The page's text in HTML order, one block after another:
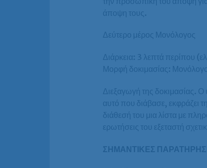
άποψη τους.
Δεύτερο μέρος Μονόλογος
Διάρκεια: 3 λεπτά περίπου
Μορφή δοκιμασίας:
Διεξαγωγή της δοκιμασίας. Ο
αυτό που διάβασε, εκφράζει
διάθεσή του μια λίστα με
ερωτήσεις του εξεταστή
ΣΗΜΑΝΤΙΚΕΣ